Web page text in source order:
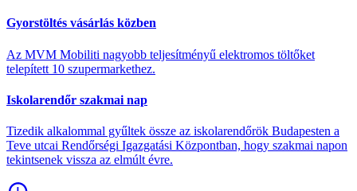
Gyorstöltés vásárlás közben
Az MVM Mobiliti nagyobb teljesítményű elektromos töltőket
telepített 10 szupermarkethez.
Iskolarendőr szakmai nap
Tizedik alkalommal gyűltek össze az iskolarendőrök Budapesten a
Teve utcai Rendőrségi Igazgatási Központban, hogy szakmai napon
tekintsenek vissza az elmúlt évre.